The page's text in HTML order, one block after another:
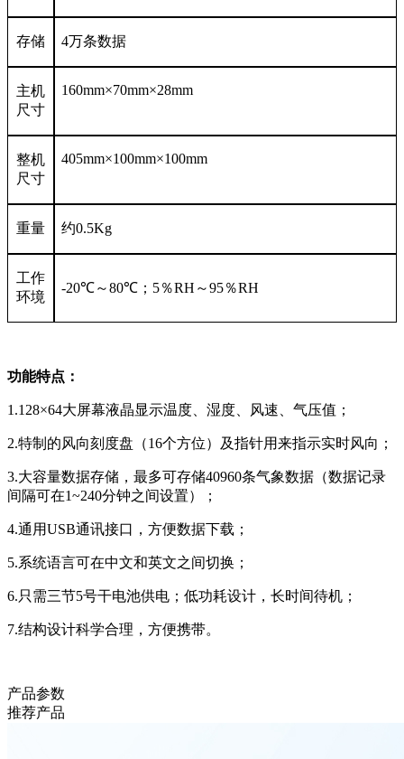
存储 4万条数据
主机
尺寸
160mm×70mm×28mm
整机
尺寸
405mm×100mm×100mm
重量 约0.5Kg
工作
环境
-20℃～80℃；5％RH～95％RH
功能特点：
1.128×64大屏幕液晶显示温度、湿度、风速、气压值；
2.特制的风向刻度盘（16个方位）及指针用来指示实时风向；
3.大容量数据存储，最多可存储40960条气象数据（数据记录
间隔可在1~240分钟之间设置）；
4.通用USB通讯接口，方便数据下载；
5.系统语言可在中文和英文之间切换；
6.只需三节5号干电池供电；低功耗设计，长时间待机；
7.结构设计科学合理，方便携带。
产品参数
推荐产品